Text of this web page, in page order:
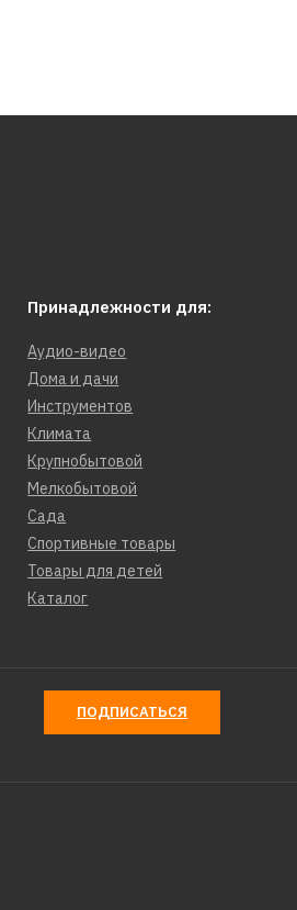
Принадлежности для:
Аудио-видео
Дома и дачи
Инструментов
Климата
Крупнобытовой
Мелкобытовой
Сада
Спортивные товары
Товары для детей
Каталог
ПОДПИСАТЬСЯ